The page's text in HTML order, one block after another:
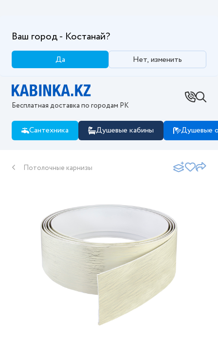
Ваш город - Костанай?
Да Нет, изменить
Бесплатная доставка по городам РК
Сантехника Душевые кабины Душевые
Потолочные карнизы